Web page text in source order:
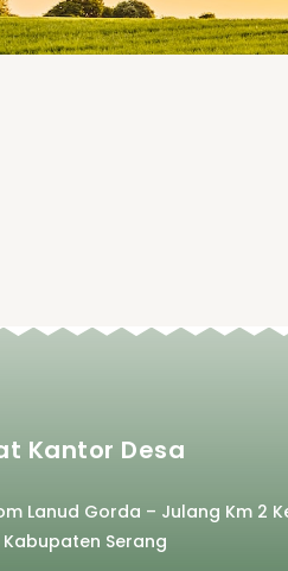
Kantor Desa
Lanud Gorda – Julang Km 2
Serang